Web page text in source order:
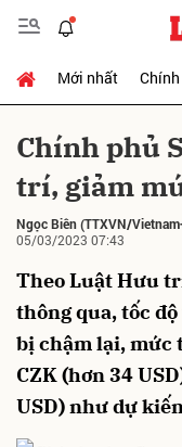
Mới nhất
Chính phủ
trí, giảm
Ngọc Biên(TTXVN/
05/03/2023 07:43
Theo Luật Hưu
thông qua, tốc
bị chậm lại, mức
CZK (hơn 34
USD) như dự
Gửi bình luận